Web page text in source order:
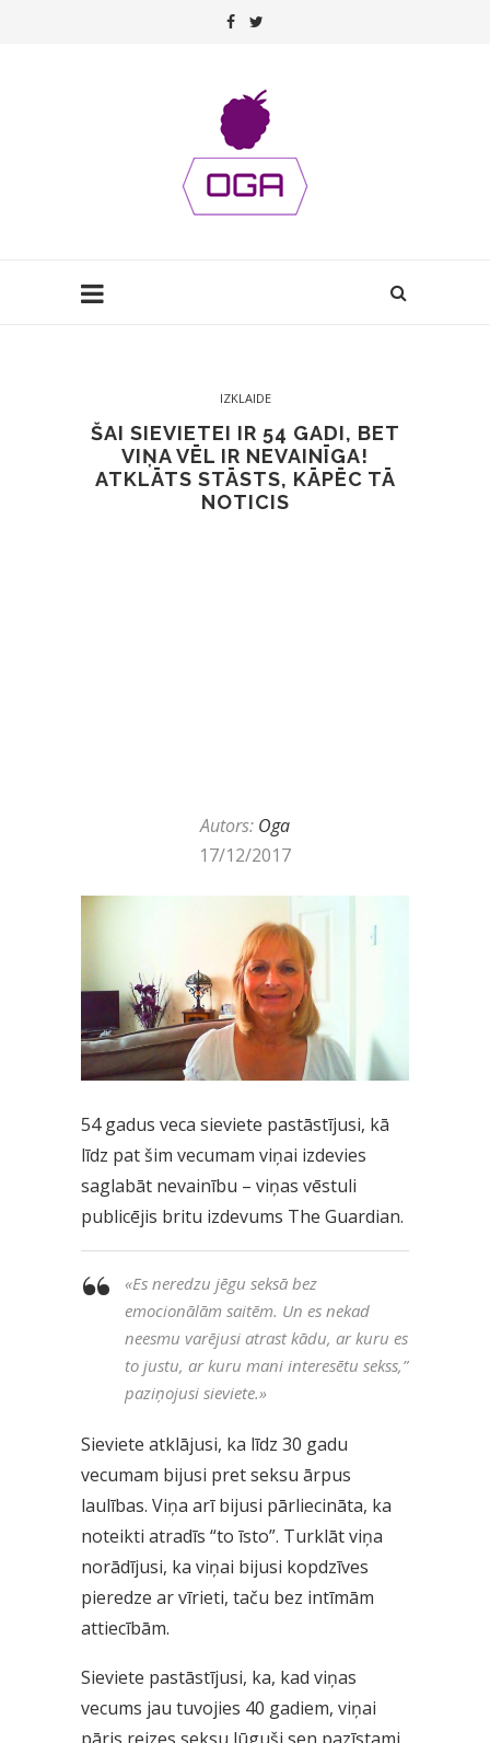
IZKLAIDE
ŠAI SIEVIETEI IR 54 GADI, BET
VIŅA VĒL IR NEVAINĪGA!
ATKLĀTS STĀSTS, KĀPĒC TĀ
NOTICIS
Autors: Oga
17/12/2017
54 gadus veca sieviete pastāstījusi, kā
līdz pat šim vecumam viņai izdevies
saglabāt nevainību – viņas vēstuli
publicējis britu izdevums The Guardian.
«Es neredzu jēgu seksā bez
emocionālām saitēm. Un es nekad
neesmu varējusi atrast kādu, ar kuru es
to justu, ar kuru mani interesētu sekss,”
paziņojusi sieviete.»
Sieviete atklājusi, ka līdz 30 gadu
vecumam bijusi pret seksu ārpus
laulības. Viņa arī bijusi pārliecināta, ka
noteikti atradīs “to īsto”. Turklāt viņa
norādījusi, ka viņai bijusi kopdzīves
pieredze ar vīrieti, taču bez intīmām
attiecībām.
Sieviete pastāstījusi, ka, kad viņas
vecums jau tuvojies 40 gadiem, viņai